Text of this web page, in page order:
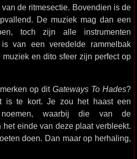
de ritmesectie. Bovendien is de
De muziek mag dan een
toch zijn alle instrumenten
van een veredelde rammelbak
en dito sfeer zijn perfect op
op dit Gateways To Hades?
is te kort. Je zou het haast een
noemen, waarbij die van de
einde van deze plaat verbleekt.
doen. Dan maar op herhaling,